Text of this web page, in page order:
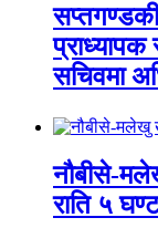
प्राध्यापक
सचिवमा
नौबीसे-
राति ५